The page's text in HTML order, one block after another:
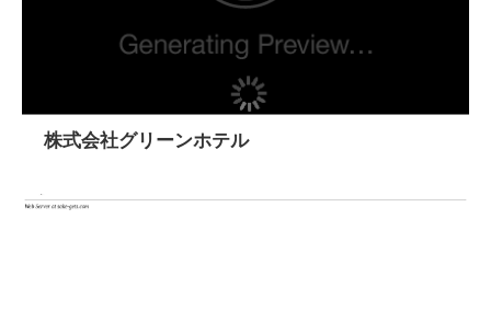
株式会社グリーンホテル